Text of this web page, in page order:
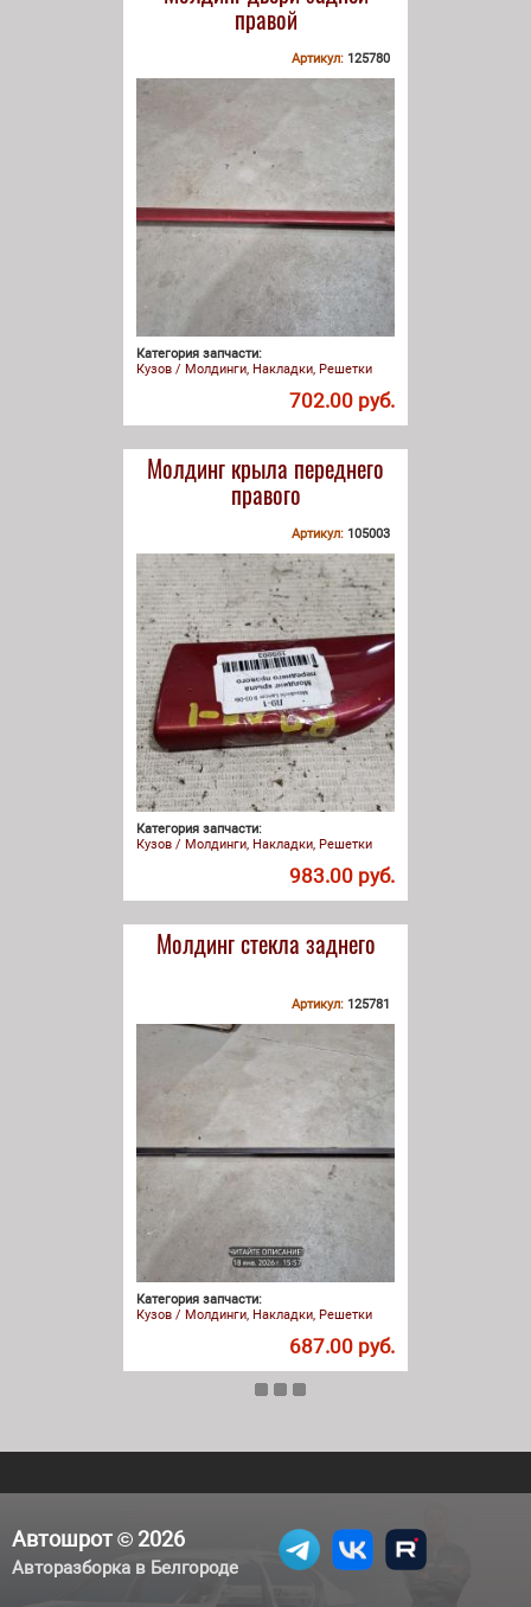
правой
Артикул: 125780
Категория запчасти:
Кузов / Молдинги, Накладки, Решетки
702.00 руб.
Молдинг крыла переднего
правого
Артикул: 105003
Категория запчасти:
Кузов / Молдинги, Накладки, Решетки
983.00 руб.
Молдинг стекла заднего
Артикул: 125781
Категория запчасти:
Кузов / Молдинги, Накладки, Решетки
687.00 руб.
Автошрот © 2026
Авторазборка в Белгороде